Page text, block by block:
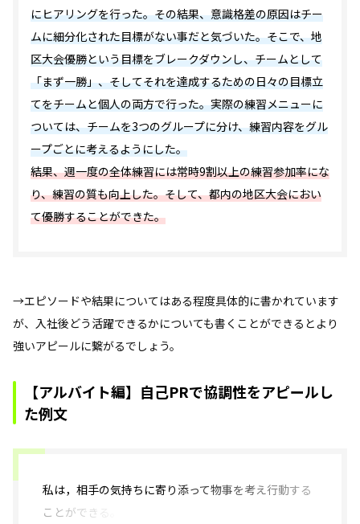
にヒアリングを行った。その結果、意識格差の原因はチー
ムに細分化された目標がない事だと気づいた。そこで、地
区大会優勝という目標をブレークダウンし、チームとして
「まず一勝」、そしてそれを達成するための日々の目標立
てをチームと個人の両方で行った。実際の練習メニューに
ついては、チームを3つのグループに分け、練習内容をグル
ープごとに考えるようにした。
結果、週一度の全体練習には常時9割以上の練習参加率にな
り、練習の質も向上した。そして、都内の地区大会におい
て優勝することができた。
→エピソードや結果についてはある程度具体的に書かれています
が、入社後どう活躍できるかについても書くことができるとより
強いアピールに繋がるでしょう。
【アルバイト編】自己PRで協調性をアピールし
た例文
私は，相手の気持ちに寄り添って物事を考え行動する
ことができる。